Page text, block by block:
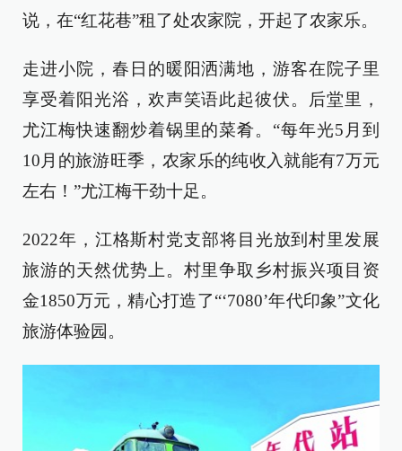
说，在“红花巷”租了处农家院，开起了农家乐。
走进小院，春日的暖阳洒满地，游客在院子里
享受着阳光浴，欢声笑语此起彼伏。后堂里，
尤江梅快速翻炒着锅里的菜肴。“每年光5月到
10月的旅游旺季，农家乐的纯收入就能有7万元
左右！”尤江梅干劲十足。
2022年，江格斯村党支部将目光放到村里发展
旅游的天然优势上。村里争取乡村振兴项目资
金1850万元，精心打造了“‘7080’年代印象”文化
旅游体验园。